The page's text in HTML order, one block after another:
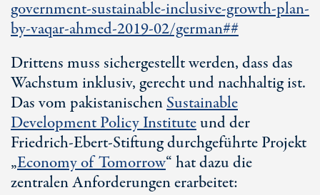
government-sustainable-inclusive-growth-plan-
by-vaqar-ahmed-2019-02/german##
Drittens muss sichergestellt werden, dass das
Wachstum inklusiv, gerecht und nachhaltig ist.
Das vom pakistanischenSustainable
Development Policy Instituteund der
Friedrich-Ebert-Stiftung durchgeführte Projekt
„Economy of Tomorrow“ hat dazu die
zentralen Anforderungen erarbeitet: